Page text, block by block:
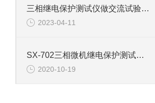
三相继电保护测试仪做交流试验测试的使用方法
2023-04-11
SX-702三相微机继电保护测试仪如何操作使用
2020-10-19